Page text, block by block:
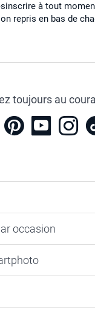
à tout
repris en bas de
toujours au
photo
occasion